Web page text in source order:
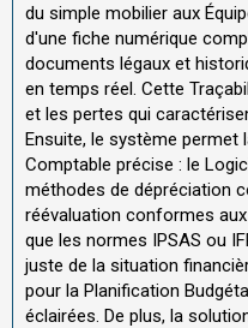
du simple mobilier aux
d'une fiche numérique
documents légaux et
en temps réel. Cette
et les pertes qui
Ensuite, le système permet
Comptable précise : le
méthodes de dépréciation
réévaluation conformes
que les normes IPSAS ou
juste de la situation
pour la Planification
éclairées. De plus, la